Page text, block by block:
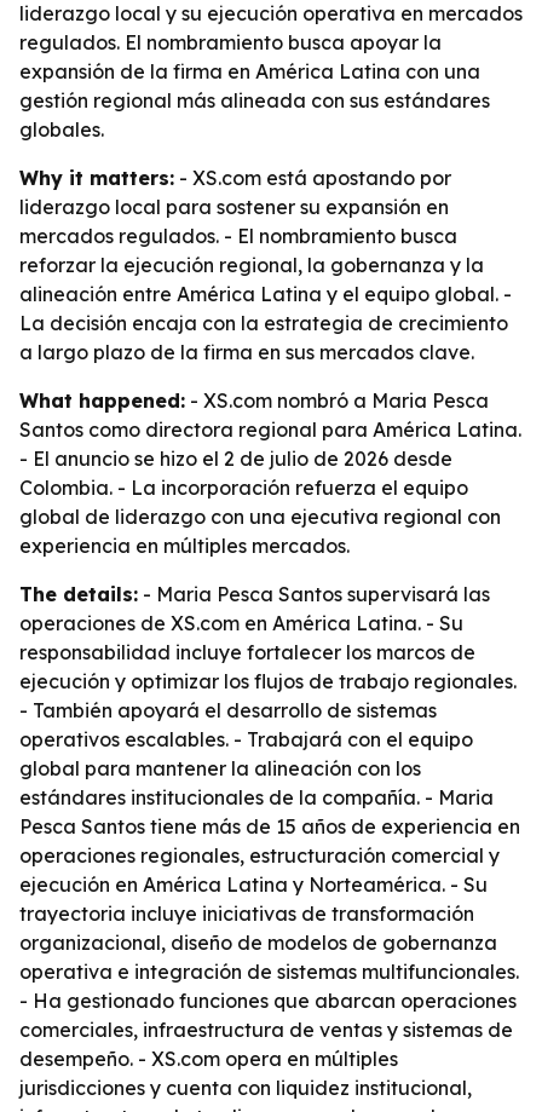
liderazgo local y su ejecución operativa en mercados
regulados. El nombramiento busca apoyar la
expansión de la firma en América Latina con una
gestión regional más alineada con sus estándares
globales.
Why it matters: - XS.com está apostando por
liderazgo local para sostener su expansión en
mercados regulados. - El nombramiento busca
reforzar la ejecución regional, la gobernanza y la
alineación entre América Latina y el equipo global. -
La decisión encaja con la estrategia de crecimiento
a largo plazo de la firma en sus mercados clave.
What happened: - XS.com nombró a Maria Pesca
Santos como directora regional para América Latina.
- El anuncio se hizo el 2 de julio de 2026 desde
Colombia. - La incorporación refuerza el equipo
global de liderazgo con una ejecutiva regional con
experiencia en múltiples mercados.
The details: - Maria Pesca Santos supervisará las
operaciones de XS.com en América Latina. - Su
responsabilidad incluye fortalecer los marcos de
ejecución y optimizar los flujos de trabajo regionales.
- También apoyará el desarrollo de sistemas
operativos escalables. - Trabajará con el equipo
global para mantener la alineación con los
estándares institucionales de la compañía. - Maria
Pesca Santos tiene más de 15 años de experiencia en
operaciones regionales, estructuración comercial y
ejecución en América Latina y Norteamérica. - Su
trayectoria incluye iniciativas de transformación
organizacional, diseño de modelos de gobernanza
operativa e integración de sistemas multifuncionales.
- Ha gestionado funciones que abarcan operaciones
comerciales, infraestructura de ventas y sistemas de
desempeño. - XS.com opera en múltiples
jurisdicciones y cuenta con liquidez institucional,